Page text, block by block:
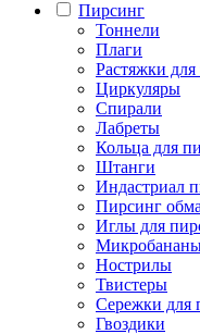
Пирсинг
Тоннели
Плаги
Растяжки для
Циркуляры
Спирали
Лабреты
Кольца для
Штанги
Индастриал
Пирсинг
Иглы для
Нострилы
Твистеры
Сережки для
Гвоздики